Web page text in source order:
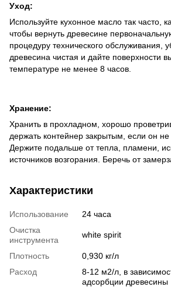
Уход:
Используйте кухонное масло так часто,
чтобы вернуть древесине
процедуру технического обслуживания,
древесина чистая и дайте поверхности
температуре не менее 8 часов.
Хранение:
Хранить в прохладном, хорошо
держать контейнер закрытым, если он не
Держите подальше от тепла, пламени,
источников возгорания. Беречь от
Характеристики
Использование
24 часа
Очистка
инструмента
white spirit
Плотность
0,930 кг/л
Расход
8-12 м2/л, в
адсорбции древесины